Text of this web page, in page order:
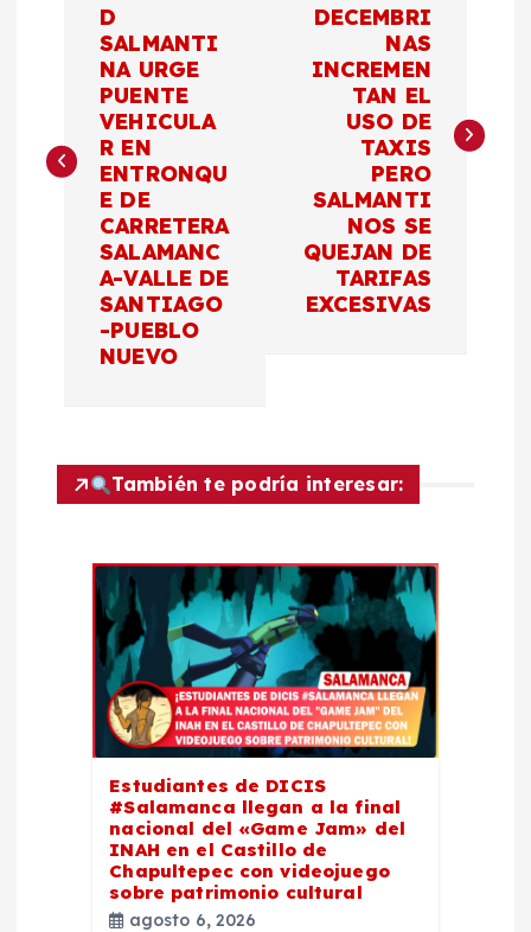
g
n
D
SALMANTI
NA URGE
PUENTE
VEHICULA
R EN
ENTRONQU
E DE
CARRETERA
SALAMANC
A-VALLE DE
SANTIAGO
-PUEBLO
NUEVO
DECEMBRI
NAS
INCREMEN
TAN EL
USO DE
TAXIS
PERO
SALMANTI
NOS SE
QUEJAN DE
TARIFAS
EXCESIVAS
También te podría interesar:
Estudiantes de DICIS
#Salamanca llegan a la final
nacional del «Game Jam» del
INAH en el Castillo de
Chapultepec con videojuego
sobre patrimonio cultural
agosto 6, 2026